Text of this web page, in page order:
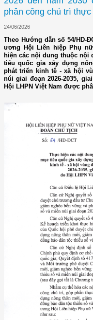
phân công chủ trì thực
24/06/2026
Theo Hướng dẫn số 54/HD-
ương Hội Liên hiệp Phụ
hiện các nội dung thuộc nội
tiêu quốc gia xây dựng
phát triển kinh tê - xã hội
núi giai đoạn 2026-2035,
Hội LHPN Việt Nam được